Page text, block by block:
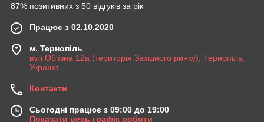
87% позитивних з 50 відгуків за рік
Працює з 02.10.2020
м. Тернопіль
вул Об'їзна 12а (територія Західного ринку), Тернопіль,
Україна
Контакти
Сьогодні працює з 09:00 до 19:00
Показати весь графік роботи